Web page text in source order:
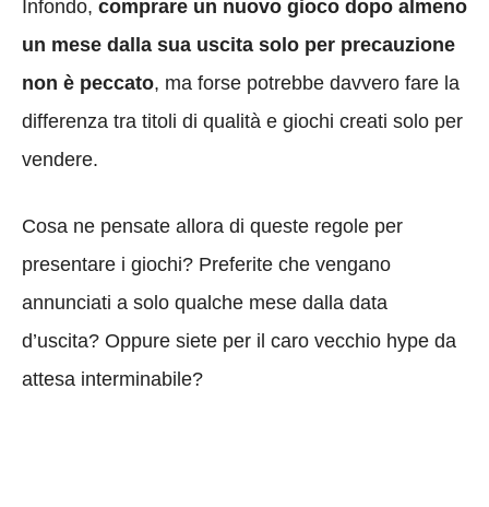
Infondo, comprare un nuovo gioco dopo almeno
un mese dalla sua uscita solo per precauzione
non è peccato, ma forse potrebbe davvero fare la
differenza tra titoli di qualità e giochi creati solo per
vendere.
Cosa ne pensate allora di queste regole per
presentare i giochi? Preferite che vengano
annunciati a solo qualche mese dalla data
d’uscita? Oppure siete per il caro vecchio hype da
attesa interminabile?